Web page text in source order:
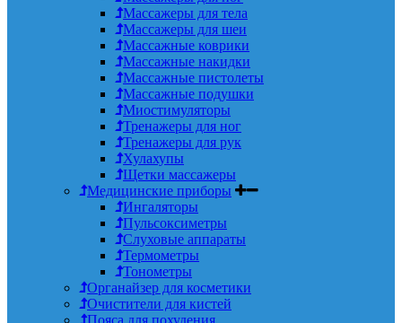
Массажеры для тела
Массажеры для шеи
Массажные коврики
Массажные накидки
Массажные пистолеты
Массажные подушки
Миостимуляторы
Тренажеры для ног
Тренажеры для рук
Хулахупы
Щетки массажеры
Медицинские приборы
Ингаляторы
Пульсоксиметры
Слуховые аппараты
Термометры
Тонометры
Органайзер для косметики
Очистители для кистей
Пояса для похудения